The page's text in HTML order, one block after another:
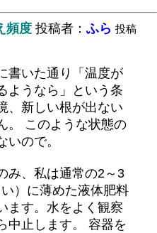
頻度 投稿者： ふら 投稿
書いた通り「温度が
ようなら」という条
、新しい根が出ない
。 このような状態の
いので。
み、私は通常の2～3
）に薄めた液体肥料
ます。水をよく観察
中止します。 容器を